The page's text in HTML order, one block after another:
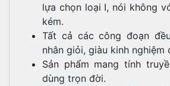
lựa chọn loại I, nói không
kém.
Tất cả các công đoạn
nhân giỏi, giàu kinh nghiệm
Sản phẩm mang tính
dùng trọn đời.